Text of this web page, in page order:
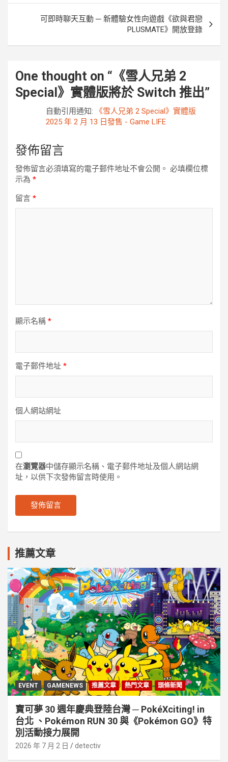
可即時聊天互動 ─ 新體驗女性向遊戲《欲與君戀
PLUSMATE》開放登錄
One thought on “ 《雪人兄弟 2
Special》實體版將於 Switch 推出”
自動引用通知:
《雪人兄弟 2 Special》實體版
2025 年 2 月 13 日發售 - Game LIFE
發佈留言
發佈留言必須填寫的電子郵件地址不會公開。 必填欄位標
示為 *
留言 *
顯示名稱 *
電子郵件地址 *
個人網站網址
在瀏覽器中儲存顯示名稱、電子郵件地址及個人網站網
址，以供下次發佈留言時使用。
推薦文章
EVENT GAMENEWS 推薦文章 熱門文章 頭條新聞
寶可夢 30 週年慶典登陸台灣 ─ PokéXciting! in
台北 、Pokémon RUN 30 與《Pokémon GO》特
別活動接⼒展開
2026 年 7 月 2 日 detectiv